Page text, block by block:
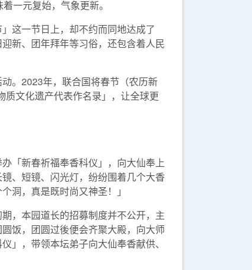
一元复始，气象更新。
这一节日上，却不约而同地达成了
新、团年拜年等习俗，还包含着人民
。2023年，联合国将春节（农历新
文化遗产代表作名录」，让全球更
「新春祈福奉香科仪」，向大仙奉上
、短镜、闪光灯，纷纷围着几个大香
洞，真是既时尚又神圣！」
，本园道长的招募制度并不公开，主
饭，团圆过後便会齐聚大殿，向大师
，带领本坛弟子向大仙奉香献供、